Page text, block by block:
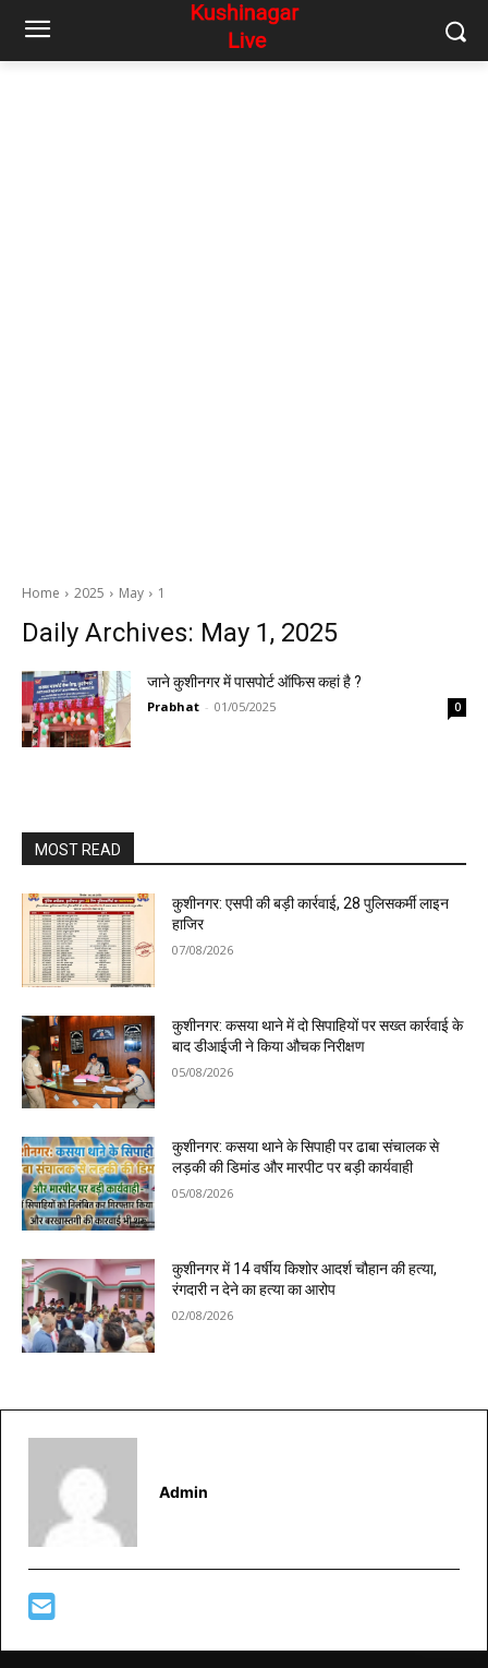
Home 2025 May 1
Daily Archives: May 1, 2025
जाने कुशीनगर में पासपोर्ट ऑफिस कहां है ?
Prabhat - 01/05/2025 0
MOST READ
कुशीनगर: एसपी की बड़ी कार्रवाई, 28 पुलिसकर्मी लाइन
हाजिर
07/08/2026
कुशीनगर: कसया थाने में दो सिपाहियों पर सख्त कार्रवाई के
बाद डीआईजी ने किया औचक निरीक्षण
05/08/2026
कुशीनगर: कसया थाने के सिपाही पर ढाबा संचालक से
लड़की की डिमांड और मारपीट पर बड़ी कार्यवाही
05/08/2026
कुशीनगर में 14 वर्षीय किशोर आदर्श चौहान की हत्या,
रंगदारी न देने का हत्या का आरोप
02/08/2026
Admin